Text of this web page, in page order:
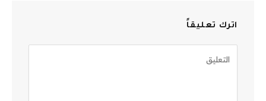
اترك تعليقاً